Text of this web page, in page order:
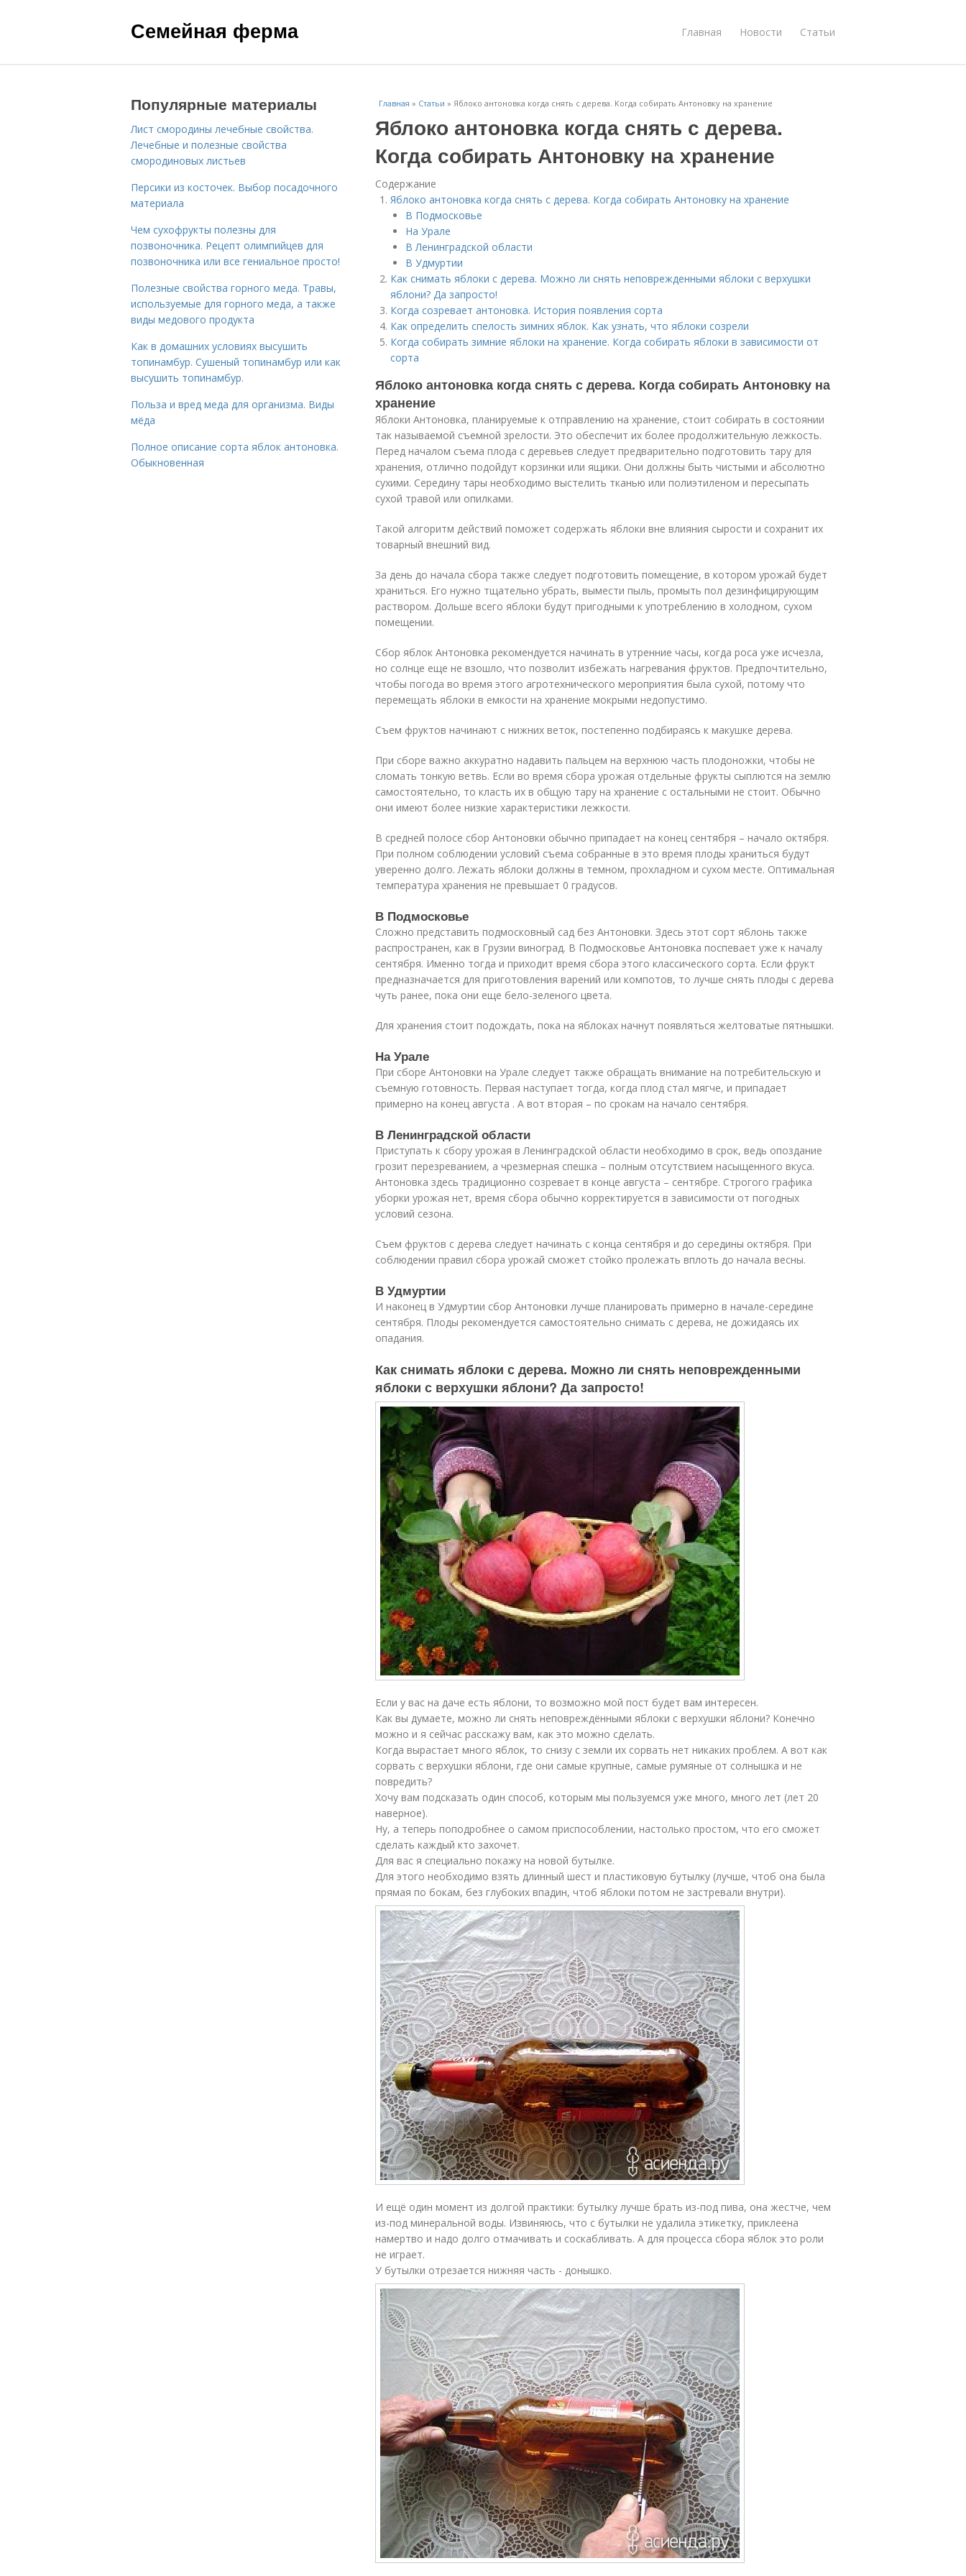
Семейная ферма Главная Новости Статьи
Главная » Статьи » Яблоко антоновка когда снять с дерева. Когда собирать Антоновку на хранение
Яблоко антоновка когда снять с дерева.
Когда собирать Антоновку на хранение
Содержание
Яблоко антоновка когда снять с дерева. Когда собирать Антоновку на хранение
В Подмосковье
На Урале
В Ленинградской области
В Удмуртии
Как снимать яблоки с дерева. Можно ли снять неповрежденными яблоки с верхушки
яблони? Да запросто!
Когда созревает антоновка. История появления сорта
Как определить спелость зимних яблок. Как узнать, что яблоки созрели
Когда собирать зимние яблоки на хранение. Когда собирать яблоки в зависимости от
сорта
Яблоко антоновка когда снять с дерева. Когда собирать Антоновку на
хранение
Яблоки Антоновка, планируемые к отправлению на хранение, стоит собирать в состоянии
так называемой съемной зрелости. Это обеспечит их более продолжительную лежкость.
Перед началом съема плода с деревьев следует предварительно подготовить тару для
хранения, отлично подойдут корзинки или ящики. Они должны быть чистыми и абсолютно
сухими. Середину тары необходимо выстелить тканью или полиэтиленом и пересыпать
сухой травой или опилками.
Такой алгоритм действий поможет содержать яблоки вне влияния сырости и сохранит их
товарный внешний вид.
За день до начала сбора также следует подготовить помещение, в котором урожай будет
храниться. Его нужно тщательно убрать, вымести пыль, промыть пол дезинфицирующим
раствором. Дольше всего яблоки будут пригодными к употреблению в холодном, сухом
помещении.
Сбор яблок Антоновка рекомендуется начинать в утренние часы, когда роса уже исчезла,
но солнце еще не взошло, что позволит избежать нагревания фруктов. Предпочтительно,
чтобы погода во время этого агротехнического мероприятия была сухой, потому что
перемещать яблоки в емкости на хранение мокрыми недопустимо.
Съем фруктов начинают с нижних веток, постепенно подбираясь к макушке дерева.
При сборе важно аккуратно надавить пальцем на верхнюю часть плодоножки, чтобы не
сломать тонкую ветвь. Если во время сбора урожая отдельные фрукты сыплются на землю
самостоятельно, то класть их в общую тару на хранение с остальными не стоит. Обычно
они имеют более низкие характеристики лежкости.
В средней полосе сбор Антоновки обычно припадает на конец сентября – начало октября.
При полном соблюдении условий съема собранные в это время плоды храниться будут
уверенно долго. Лежать яблоки должны в темном, прохладном и сухом месте. Оптимальная
температура хранения не превышает 0 градусов.
В Подмосковье
Сложно представить подмосковный сад без Антоновки. Здесь этот сорт яблонь также
распространен, как в Грузии виноград. В Подмосковье Антоновка поспевает уже к началу
сентября. Именно тогда и приходит время сбора этого классического сорта. Если фрукт
предназначается для приготовления варений или компотов, то лучше снять плоды с дерева
чуть ранее, пока они еще бело-зеленого цвета.
Для хранения стоит подождать, пока на яблоках начнут появляться желтоватые пятнышки.
На Урале
При сборе Антоновки на Урале следует также обращать внимание на потребительскую и
съемную готовность. Первая наступает тогда, когда плод стал мягче, и припадает
примерно на конец августа . А вот вторая – по срокам на начало сентября.
В Ленинградской области
Приступать к сбору урожая в Ленинградской области необходимо в срок, ведь опоздание
грозит перезреванием, а чрезмерная спешка – полным отсутствием насыщенного вкуса.
Антоновка здесь традиционно созревает в конце августа – сентябре. Cтрогого графика
уборки урожая нет, время сбора обычно корректируется в зависимости от погодных
условий сезона.
Съем фруктов с дерева следует начинать с конца сентября и до середины октября. При
соблюдении правил сбора урожай сможет стойко пролежать вплоть до начала весны.
В Удмуртии
И наконец в Удмуртии сбор Антоновки лучше планировать примерно в начале-середине
сентября. Плоды рекомендуется самостоятельно снимать с дерева, не дожидаясь их
опадания.
Как снимать яблоки с дерева. Можно ли снять неповрежденными
яблоки с верхушки яблони? Да запросто!
Если у вас на даче есть яблони, то возможно мой пост будет вам интересен.
Как вы думаете, можно ли снять неповреждёнными яблоки с верхушки яблони? Конечно
можно и я сейчас расскажу вам, как это можно сделать.
Когда вырастает много яблок, то снизу с земли их сорвать нет никаких проблем. А вот как
сорвать с верхушки яблони, где они самые крупные, самые румяные от солнышка и не
повредить?
Хочу вам подсказать один способ, которым мы пользуемся уже много, много лет (лет 20
наверное).
Ну, а теперь поподробнее о самом приспособлении, настолько простом, что его сможет
сделать каждый кто захочет.
Для вас я специально покажу на новой бутылке.
Для этого необходимо взять длинный шест и пластиковую бутылку (лучше, чтоб она была
прямая по бокам, без глубоких впадин, чтоб яблоки потом не застревали внутри).
И ещё один момент из долгой практики: бутылку лучше брать из-под пива, она жестче, чем
из-под минеральной воды. Извиняюсь, что с бутылки не удалила этикетку, приклеена
намертво и надо долго отмачивать и соскабливать. А для процесса сбора яблок это роли
не играет.
У бутылки отрезается нижняя часть - донышко.
Популярные материалы
Лист смородины лечебные свойства.
Лечебные и полезные свойства
смородиновых листьев
Персики из косточек. Выбор посадочного
материала
Чем сухофрукты полезны для
позвоночника. Рецепт олимпийцев для
позвоночника или все гениальное просто!
Полезные свойства горного меда. Травы,
используемые для горного меда, а также
виды медового продукта
Как в домашних условиях высушить
топинамбур. Сушеный топинамбур или как
высушить топинамбур.
Польза и вред меда для организма. Виды
мёда
Полное описание сорта яблок антоновка.
Обыкновенная